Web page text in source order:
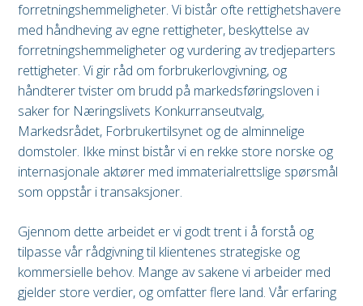
forretningshemmeligheter. Vi bistår ofte rettighetshavere
med håndheving av egne rettigheter, beskyttelse av
forretningshemmeligheter og vurdering av tredjeparters
rettigheter. Vi gir råd om forbrukerlovgivning, og
håndterer tvister om brudd på markedsføringsloven i
saker for Næringslivets Konkurranseutvalg,
Markedsrådet, Forbrukertilsynet og de alminnelige
domstoler. Ikke minst bistår vi en rekke store norske og
internasjonale aktører med immaterialrettslige spørsmål
som oppstår i transaksjoner.
Gjennom dette arbeidet er vi godt trent i å forstå og
tilpasse vår rådgivning til klientenes strategiske og
kommersielle behov. Mange av sakene vi arbeider med
gjelder store verdier, og omfatter flere land. Vår erfaring